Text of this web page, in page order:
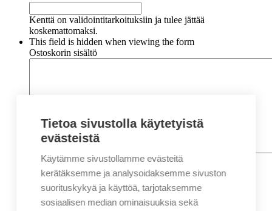
Kenttä on validointitarkoituksiin ja tulee jättää
koskemattomaksi.
This field is hidden when viewing the form
Ostoskorin sisältö
Nimi*
Etunimi
Sukunimi
Tietoa sivustolla käytetyistä
evästeistä
Käytämme sivustollamme evästeitä
kerätäksemme ja analysoidaksemme sivuston
suorituskykyä ja käyttöä, tarjotaksemme
sosiaalisen median ominaisuuksia sekä